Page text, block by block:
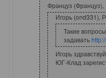
Француз (Француз),
Игорь (ond331),
Такие
задавать
Игорь
ЮГ-Клад